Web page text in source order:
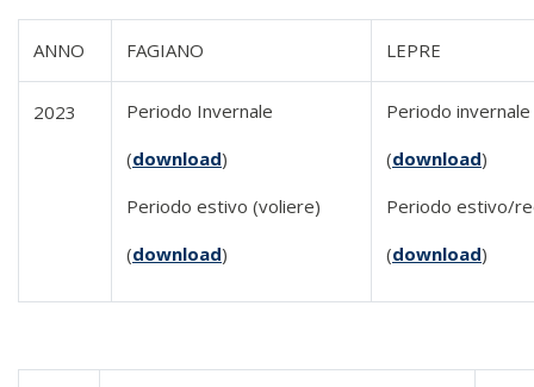
ANNO FAGIANO LEPRE
2023
Periodo Invernale
(download)
Periodo estivo (voliere)
(download)
Periodo invernale
(download)
Periodo estivo/
(download)